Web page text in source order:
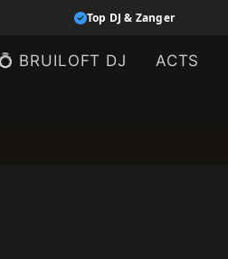
Top DJ & Zanger
💍 BRUILOFT DJ ACTS